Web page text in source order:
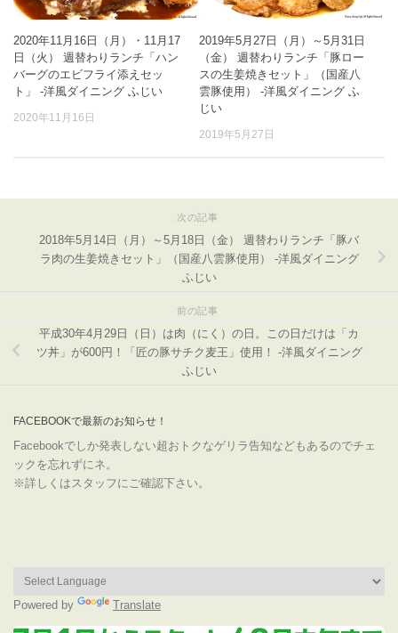
2020年11月16日（月）・11月17
日（火） 週替わりランチ「ハン
バーグのエビフライ添えセッ
ト」 -洋風ダイニング ふじい
2020年11月16日
2019年5月27日（月）～5月31日
（金） 週替わりランチ「豚ロー
スの生姜焼きセット」（国産八
雲豚使用） -洋風ダイニング ふ
じい
2019年5月27日
次の記事
2018年5月14日（月）～5月18日（金） 週替わりランチ「豚バ
ラ肉の生姜焼きセット」（国産八雲豚使用） -洋風ダイニング
ふじい
前の記事
平成30年4月29日（日）は肉（にく）の日。この日だけは「カ
ツ丼」が600円！「匠の豚サチク麦王」使用！ -洋風ダイニング
ふじい
FACEBOOKで最新のお知らせ！
Facebookでしか発表しない超おトクなゲリラ告知などもあるのでチェ
ックを忘れずにネ。
※詳しくはスタッフにご確認下さい。
Powered by Translate